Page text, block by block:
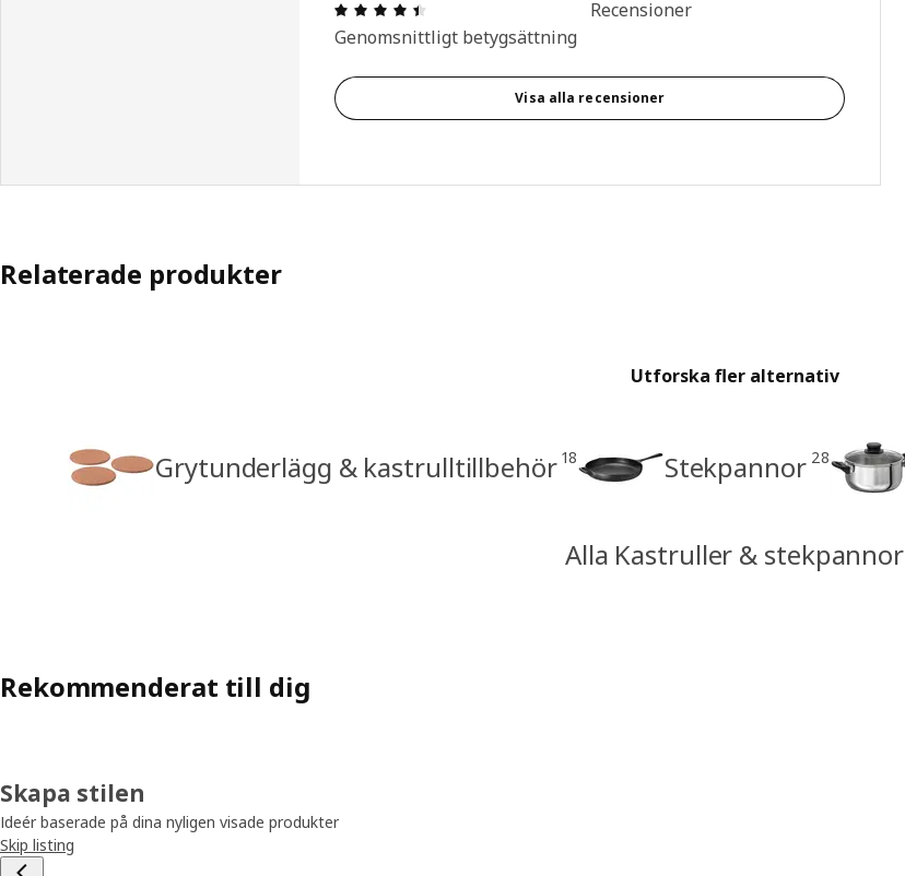
Recension: 4.4 utav 5 stjärnor. Totalt antal recensioner: 17
Genomsnittligt betygsättning
Recensioner
Visa alla recensioner
Relaterade produkter
Utforska fler alternativ
Grytunderlägg & kastrulltillbehör 18 Stekpannor 28
Alla Kastruller & stekpannor
Rekommenderat till dig
Skapa stilen
Ideér baserade på dina nyligen visade produkter
Skip listing